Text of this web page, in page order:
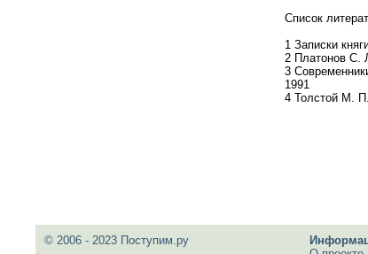
Список
1 Записки
2 Платонов С.
3
1991
4 Толстой М.
© 2006 - 2023 Поступим.ру